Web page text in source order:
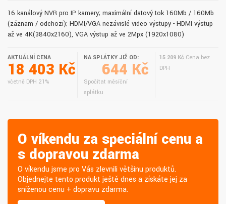
16 kanálový NVR pro IP kamery; maximální datový tok 160Mb / 160Mb
(záznam / odchozí); HDMI/VGA nezávislé video výstupy - HDMI výstup
až ve 4K(3840x2160), VGA výstup až ve 2Mpx (1920x1080)
AKTUÁLNÍ CENA
18 403 Kč
včetně DPH 21%
NA SPLÁTKY JIŽ OD:
644 Kč
Spočítat měsíční
splátku
15 209 Kč Cena bez
DPH
O víkendu za speciální cenu a
s dopravou zdarma
O víkendu jsme pro Vás zlevnili většinu produktů.
Objednejte tento produkt ještě dnes a získáte jej za
sníženou cenu + dopravu zdarma.